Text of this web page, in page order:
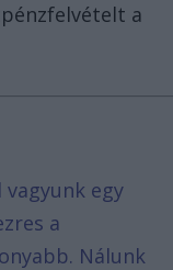
a
egy
a
Nálunk